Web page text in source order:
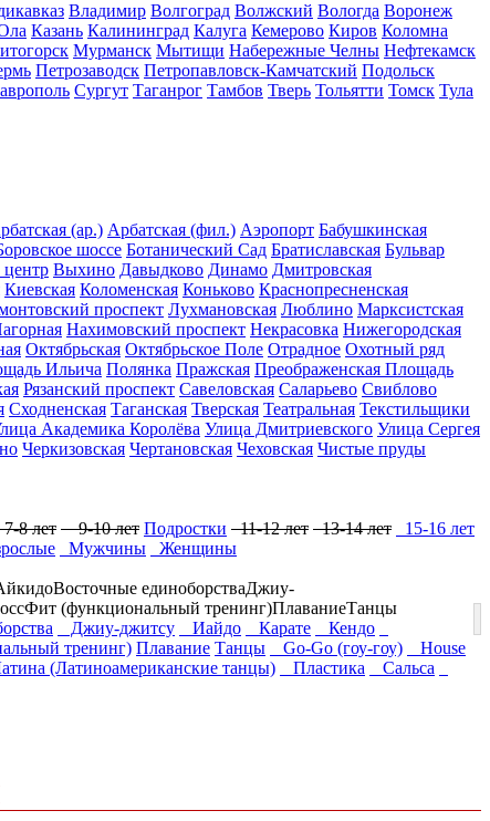
Владимир Волгоград Волжский Вологда Воронеж
Казань Калининград Калуга Кемерово Киров Коломна
Мурманск Мытищи Набережные Челны Нефтекамск
Петрозаводск Петропавловск-Камчатский Подольск
Сургут Таганрог Тамбов Тверь Тольятти Томск Тула
(ар.) Арбатская (фил.) Аэропорт Бабушкинская
шоссе Ботанический Сад Братиславская Бульвар
Выхино Давыдково Динамо Дмитровская
Киевская Коломенская Коньково Краснопресненская
проспект Лухмановская Люблино Марксистская
Нахимовский проспект Некрасовка Нижегородская
Октябрьская Октябрьское Поле Отрадное Охотный ряд
Ильича Полянка Пражская Преображенская Площадь
Рязанский проспект Савеловская Саларьево Свиблово
Сходненская Таганская Тверская Театральная Текстильщики
Академика Королёва Улица Дмитриевского Улица Сергея
Черкизовская Чертановская Чеховская Чистые пруды
8 лет 9-10 лет Подростки 11-12 лет 13-14 лет
15-16 лет
Мужчины
Женщины
Восточные единоборстваДжиу-
(функциональный тренинг)ПлаваниеТанцы
Джиу-джитсу Иайдо Карате
Кендо
тренинг) Плавание Танцы Go-Go (гоу-гоу)
House
(Латиноамериканские танцы) Пластика
Сальса